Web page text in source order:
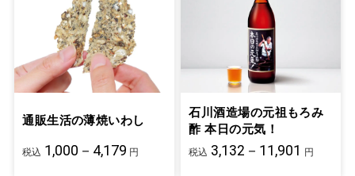
通販生活の薄焼いわし
税込 1,000－4,179 円
石川酒造場の元祖もろみ
酢 本日の元気！
税込 3,132－11,901 円